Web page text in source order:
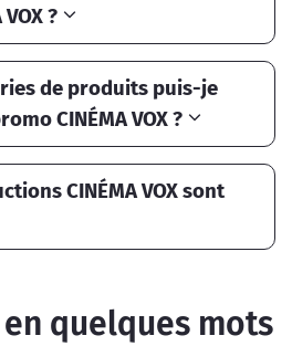
?
de produits puis-je
CINÉMA VOX ?
CINÉMA VOX sont
en quelques mots